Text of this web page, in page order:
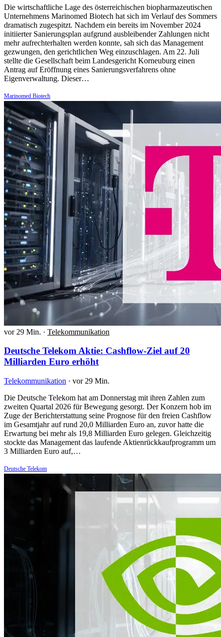
Die wirtschaftliche Lage des österreichischen biopharmazeutischen
Unternehmens Marinomed Biotech hat sich im Verlauf des Sommers
dramatisch zugespitzt. Nachdem ein bereits im November 2024
initiierter Sanierungsplan aufgrund ausbleibender Zahlungen nicht
mehr aufrechterhalten werden konnte, sah sich das Management
gezwungen, den gerichtlichen Weg einzuschlagen. Am 22. Juli
stellte die Gesellschaft beim Landesgericht Korneuburg einen
Antrag auf Eröffnung eines Sanierungsverfahrens ohne
Eigenverwaltung. Dieser…
Marinomed Biotech
vor 29 Min. · Telekommunikation
Deutsche Telekom Aktie: Cashflow-Ziel auf 20
Milliarden Euro erhöht
Telekommunikation · vor 29 Min.
Die Deutsche Telekom hat am Donnerstag mit ihren Zahlen zum
zweiten Quartal 2026 für Bewegung gesorgt. Der Konzern hob im
Zuge der Berichterstattung seine Prognose für den freien Cashflow
im Gesamtjahr auf rund 20,0 Milliarden Euro an, zuvor hatte die
Erwartung bei mehr als 19,8 Milliarden Euro gelegen. Gleichzeitig
stockte das Management das laufende Aktienrückkaufprogramm um
3 Milliarden Euro auf,…
Deutsche Telekom